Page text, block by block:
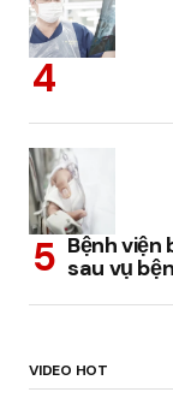
Bệnh
sau vụ
VIDEO HOT